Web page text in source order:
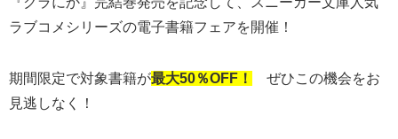
ラブコメシリーズの電子書籍フェアを開催！
期間限定で対象書籍が最大50％OFF！
ぜひこの機会をお
見逃しなく！​